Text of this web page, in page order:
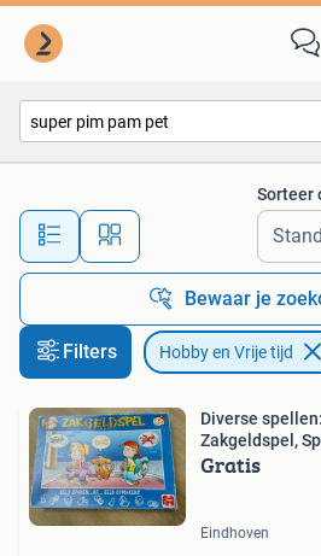
Alle afstanden…
Sorteer
Bewaar je
Filters Hobby en Vrije tijd
Diverse
Zakgeldspel,
Gratis
Eindhoven